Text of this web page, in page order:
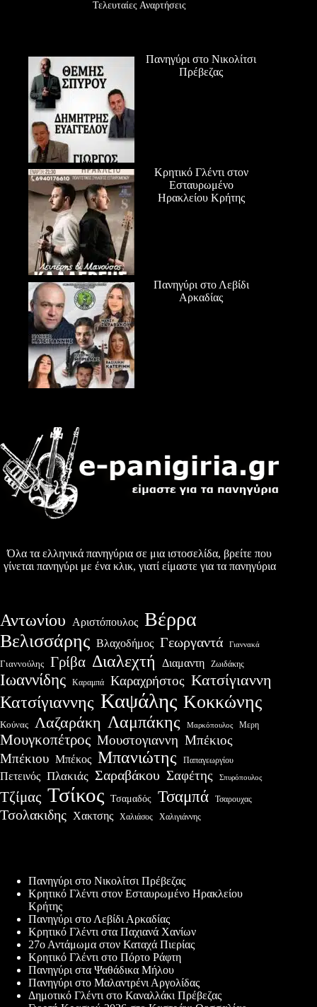
Τελευταίες Αναρτήσεις
Πανηγύρι στο Νικολίτσι
Πρέβεζας
Κρητικό Γλέντι στον
Εσταυρωμένο
Ηρακλείου Κρήτης
Πανηγύρι στο Λεβίδι
Αρκαδίας
Όλα τα ελληνικά πανηγύρια σε μια ιστοσελίδα, βρείτε που
γίνεται πανηγύρι με ένα κλικ, γιατί είμαστε για τα πανηγύρια
Αντωνίου Αριστόπουλος Βέρρα
Βελισσάρης Βλαχοδήμος Γεωργαντά Γιαννακά
Γιαννούλης Γρίβα Διαλεχτή Διαμαντη Ζωιδάκης
Ιωαννίδης Καραμπά Καραχρήστος Κατσίγιαννη
Κατσίγιαννης Καψάλης Κοκκώνης
Κούνας Λαζαράκη Λαμπάκης Μαρκόπουλος Μερη
Μουγκοπέτρος Μουστογιαννη Μπέκιος
Μπέκιου Μπέκος Μπανιώτης Παπαγεωργίου
Πετεινός Πλακιάς Σαραβάκου Σαφέτης Σπυρόπουλος
Τζίμας Τσίκος Τσαμαδός Τσαμπά Τσαρουχας
Τσολακιδης Χακτσης Χαλιάσος Χαλιγιάννης
Πανηγύρι στο Νικολίτσι Πρέβεζας
Κρητικό Γλέντι στον Εσταυρωμένο Ηρακλείου
Κρήτης
Πανηγύρι στο Λεβίδι Αρκαδίας
Κρητικό Γλέντι στα Παχιανά Χανίων
27ο Αντάμωμα στον Καταχά Πιερίας
Κρητικό Γλέντι στο Πόρτο Ράφτη
Πανηγύρι στα Ψαθάδικα Μήλου
Πανηγύρι στο Μαλαντρένι Αργολίδας
Δημοτικό Γλέντι στο Καναλλάκι Πρέβεζας